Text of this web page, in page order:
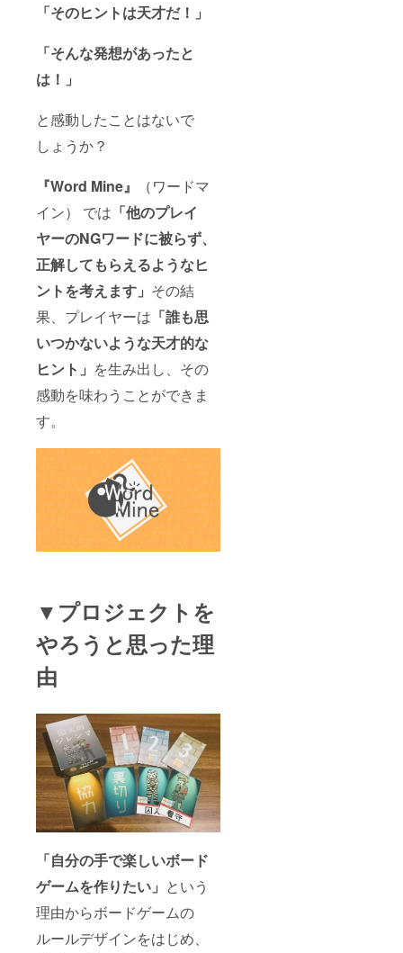
「そのヒントは天才だ！」
「そんな発想があったと
は！」
と感動したことはないで
しょうか？
『Word Mine』
（ワードマ
イン）
では 「他のプレイ
ヤーのNGワードに被らず、
正解してもらえるようなヒ
ントを考えます」 その結
果、プレイヤーは 「誰も思
いつかないような天才的な
ヒント」 を生み出し、その
感動を味わうことができま
す。
▼プロジェクトを
やろうと思った理
由
「自分の手で楽しいボード
ゲームを作りたい」 という
理由からボードゲームの
ルールデザインをはじめ、